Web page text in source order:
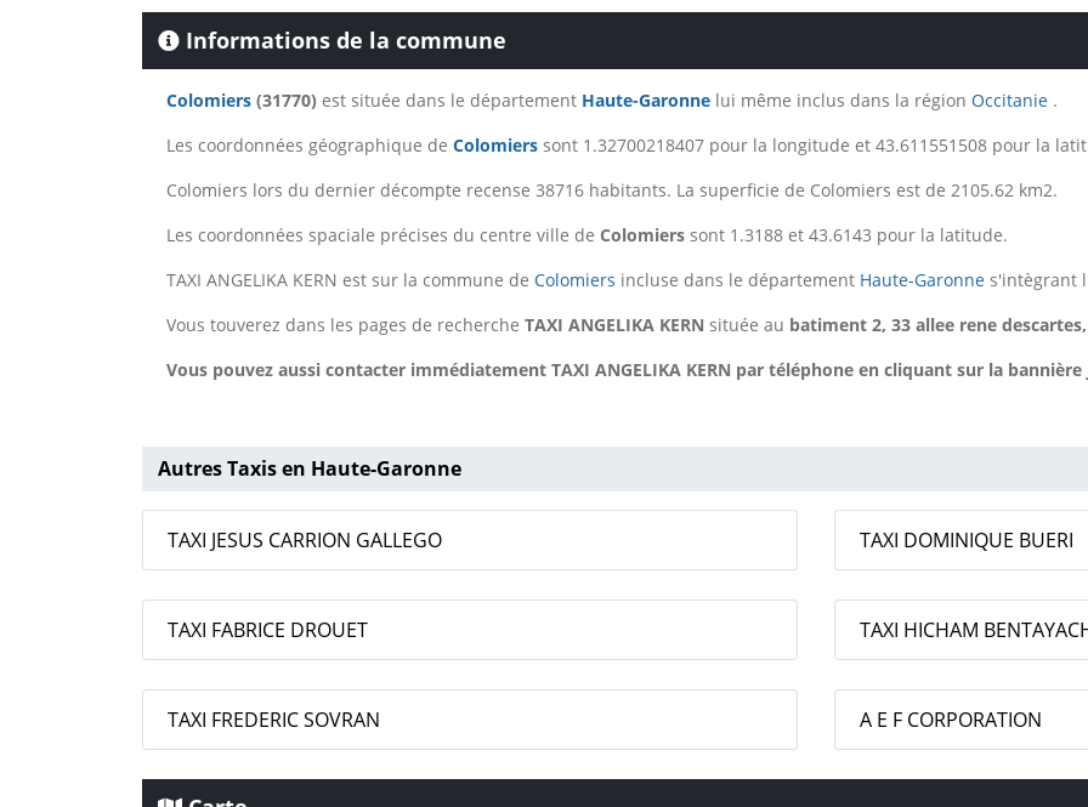
Informations de la commune
Colomiers (31770) est située dans le département Haute-Garonne lui même inclus dans la région Occitanie .
Les coordonnées géographique de Colomiers sont 1.32700218407 pour la longitude et 43.611551508 pour la
Colomiers lors du dernier décompte recense 38716 habitants. La superficie de Colomiers est de 2105.62 km2.
Les coordonnées spaciale précises du centre ville de Colomiers sont 1.3188 et 43.6143 pour la latitude.
TAXI ANGELIKA KERN est sur la commune de Colomiers incluse dans le département Haute-Garonne s'intègrant
Vous touverez dans les pages de recherche TAXI ANGELIKA KERN située au batiment 2, 33 allee rene
Vous pouvez aussi contacter immédiatement TAXI ANGELIKA KERN par téléphone en cliquant sur la
Autres Taxis en Haute-Garonne
TAXI JESUS CARRION GALLEGO TAXI DOMINIQUE BUERI
TAXI FABRICE DROUET TAXI HICHAM
TAXI FREDERIC SOVRAN A E F CORPORATION